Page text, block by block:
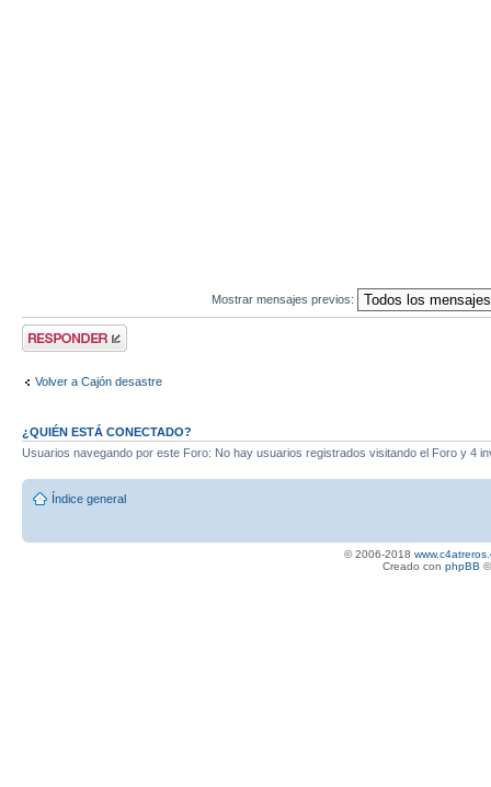
Mostrar mensajes previos:
Publicar una
respuesta
Volver a Cajón desastre
¿QUIÉN ESTÁ CONECTADO?
Usuarios navegando por este Foro: No hay usuarios registrados visitando el Foro y 4
Índice general
© 2006-2018
Creado con phpBB